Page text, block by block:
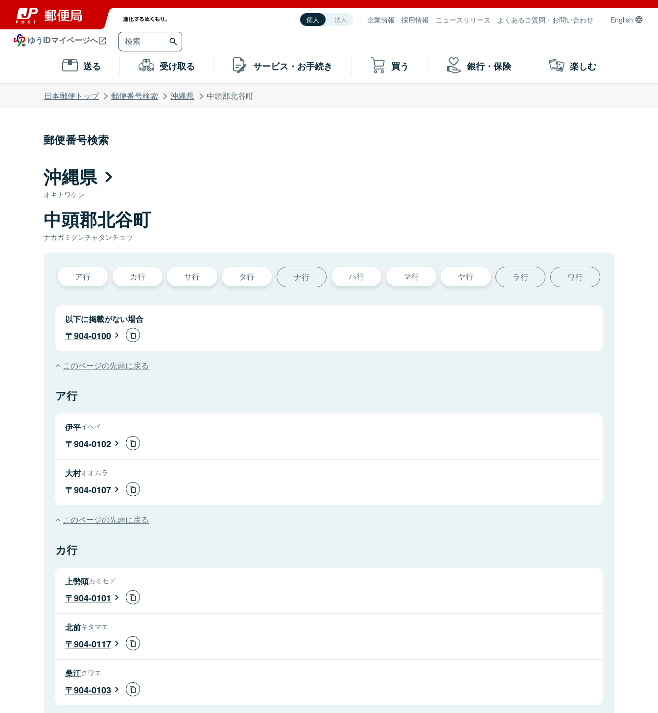
個人 法人 企業情報 採用情報 ニュースリリース よくあるご質問・お問い合わせ English
ゆうIDマイページへ
送る 受け取る サービス・お手続き 買う 銀行・保険 楽しむ
日本郵便トップ 郵便番号検索 沖縄県 中頭郡北谷町
郵便番号検索
沖縄県
オキナワケン
中頭郡北谷町
ナカガミグンチャタンチョウ
ア行 カ行 サ行 タ行 ナ行 ハ行 マ行 ヤ行 ラ行 ワ行
以下に掲載がない場合
904-0100
このページの先頭に戻る
ア行
伊平イヘイ
904-0102
大村オオムラ
904-0107
このページの先頭に戻る
カ行
上勢頭カミセド
904-0101
北前キタマエ
904-0117
桑江クワエ
904-0103